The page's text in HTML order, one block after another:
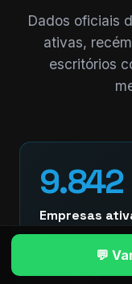
Dados oficiais
ativas,
escritórios
9.842
Empresas
contábil. Quem
tem, perde.
💬